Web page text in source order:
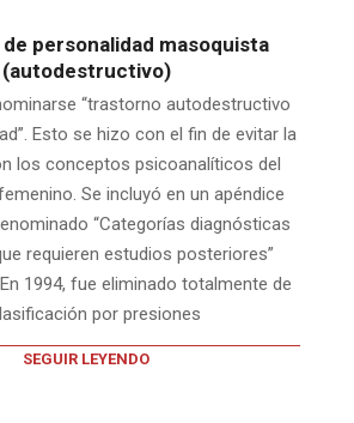
personalidad masoquista
(autodestructivo)
“trastorno autodestructivo
Esto se hizo con el fin de evitar la
los conceptos psicoanalíticos del
Se incluyó en un apéndice
“Categorías diagnósticas
requieren estudios posteriores”
1994, fue eliminado totalmente de
por presiones
SEGUIR LEYENDO